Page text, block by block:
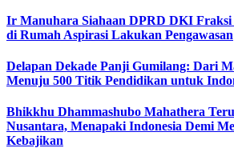
Ir Manuhara Siahaan DPRD DKI Fraksi
di Rumah Aspirasi Lakukan Pengawasan
Delapan Dekade Panji Gumilang: Dari
Menuju 500 Titik Pendidikan untuk
Bhikkhu Dhammashubo Mahathera
Nusantara, Menapaki Indonesia Demi
Kebajikan